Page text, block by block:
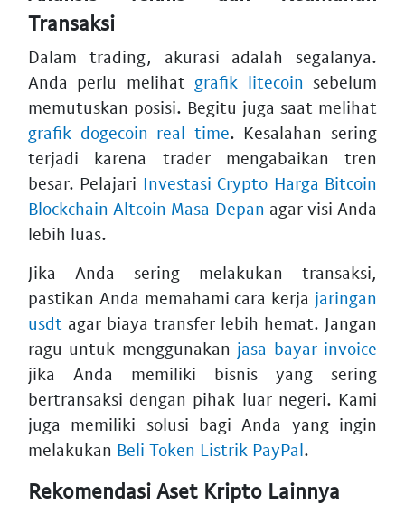
Transaksi
Dalam trading, akurasi adalah segalanya.
Anda perlu melihat grafik litecoin sebelum
memutuskan posisi. Begitu juga saat melihat
grafik dogecoin real time. Kesalahan sering
terjadi karena trader mengabaikan tren
besar. Pelajari Investasi Crypto Harga Bitcoin
Blockchain Altcoin Masa Depan agar visi Anda
lebih luas.
Jika Anda sering melakukan transaksi,
pastikan Anda memahami cara kerja jaringan
usdt agar biaya transfer lebih hemat. Jangan
ragu untuk menggunakan jasa bayar invoice
jika Anda memiliki bisnis yang sering
bertransaksi dengan pihak luar negeri. Kami
juga memiliki solusi bagi Anda yang ingin
melakukan Beli Token Listrik PayPal.
Rekomendasi Aset Kripto Lainnya